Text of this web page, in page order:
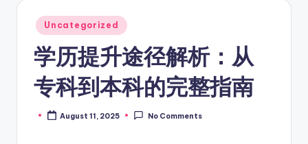
Posted
in
Uncategorized
学历提升途径解析：从
专科到本科的完整指南
PostedAugust 11, 2025 No Comments